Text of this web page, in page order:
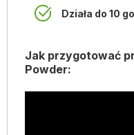
Działa do 10
Jak przygotować
Powder: